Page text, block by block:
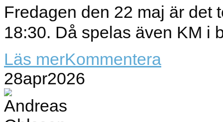
Fredagen den 22 maj är det
18:30. Då spelas även KM i
Läs merKommentera
28apr2026